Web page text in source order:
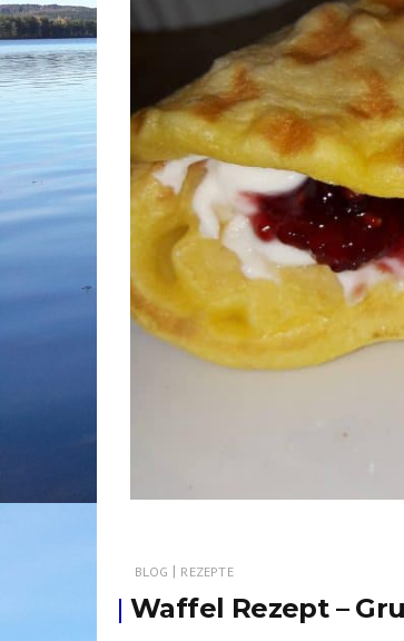
BLOG | REZEPTE
Waffel Rezept –